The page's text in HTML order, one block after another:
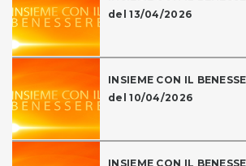
del 13/04/2026
INSIEME CON IL
del 10/04/2026
INSIEME CON IL